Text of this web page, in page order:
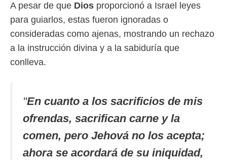
A pesar de que Dios proporcionó a Israel leyes
para guiarlos, estas fueron ignoradas o
consideradas como ajenas, mostrando un rechazo
a la instrucción divina y a la sabiduría que
conlleva.
"En cuanto a los sacrificios de mis
ofrendas, sacrifican carne y la
comen, pero Jehová no los acepta;
ahora se acordará de su iniquidad,